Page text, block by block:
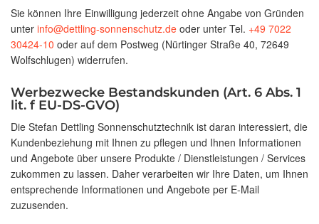
Sie können Ihre Einwilligung jederzeit ohne Angabe von Gründen
unter info@dettling-sonnenschutz.de oder unter Tel. +49 7022
30424-10 oder auf dem Postweg (Nürtinger Straße 40, 72649
Wolfschlugen) widerrufen.
Werbezwecke Bestandskunden (Art. 6 Abs. 1
lit. f EU-DS-GVO)
Die Stefan Dettling Sonnenschutztechnik ist daran interessiert, die
Kundenbeziehung mit Ihnen zu pflegen und Ihnen Informationen
und Angebote über unsere Produkte / Dienstleistungen / Services
zukommen zu lassen. Daher verarbeiten wir Ihre Daten, um Ihnen
entsprechende Informationen und Angebote per E-Mail
zuzusenden.